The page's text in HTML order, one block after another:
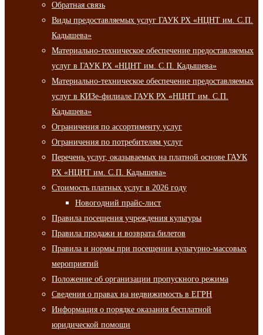
Обратная связь
Виды предоставляемых услуг ГАУК РХ «НЦНТ им. С.П.
Кадышева»
Материально-техническое обеспечение предоставляемых
услуг в ГАУК РХ «НЦНТ им. С.П. Кадышева»
Материально-техническое обеспечение предоставляемых
услуг в КИЗе-филиале ГАУК РХ «НЦНТ им. С.П.
Кадышева»
Ограничения по ассортименту услуг
Ограничения по потребителям услуг
Перечень услуг, оказываемых на платной основе ГАУК
РХ «НЦНТ им. С.П. Кадышева»
Стоимость платных услуг в 2026 году
Новогодний прайс-лист
Правила посещения учреждения культуры
Правила продажи и возврата билетов
Правила и нормы при посещении культурно-массовых
мероприятий
Положение об организации пропускного режима
Сведения о правах на недвижимость в ЕГРН
Информация о порядке оказания бесплатной
юридической помощи